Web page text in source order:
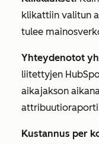
klikattiin valitun
tulee
Yhteydenotot
liitettyjen
aikajakson
Kustannus per